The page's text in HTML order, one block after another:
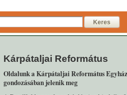
Keres
Kárpátaljai Református
Oldalunk a Kárpátaljai Református
gondozásában jelenik meg